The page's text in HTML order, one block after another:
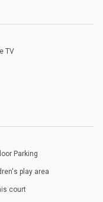
TV
Parking
play area
court